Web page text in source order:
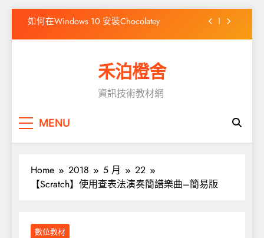
content
如何在Windows 10 安裝Chocolatey
WordPress出現「前往的連結已到期」之解決
高效靜態網站產生器 Hugo 簡介
如何在Windows 10 安裝Chocolatey
CentOS Stream 9 ADSL 撥接
WordPress出現「前往的連結已到期」之解決
方式
禾泊橙舍
資訊技術教材網
MENU
Home 2018 5 月
22
【Scratch】使用查表法演奏簡譜樂曲–簡易版
數位教材